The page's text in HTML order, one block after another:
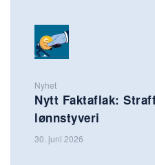
Nyhet
Nytt Faktaflak:
lønnstyveri
30. juni 2026